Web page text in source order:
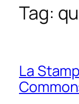
Tag:
La